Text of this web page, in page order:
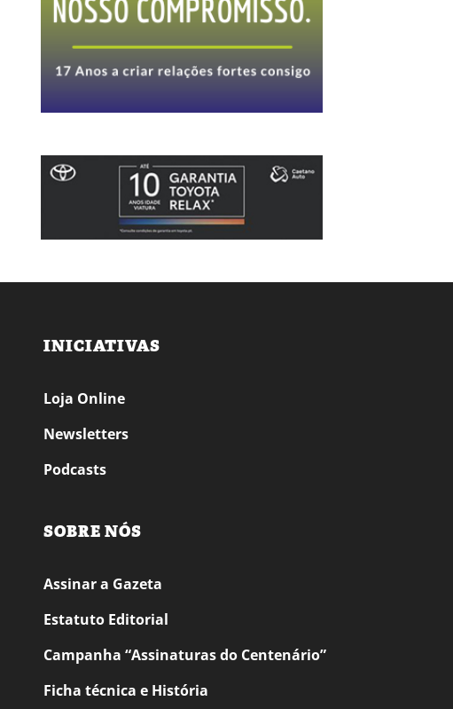
INICIATIVAS
Loja Online
Newsletters
Podcasts
SOBRE NÓS
Assinar a Gazeta
Estatuto Editorial
Campanha “Assinaturas do Centenário”
Ficha técnica e História